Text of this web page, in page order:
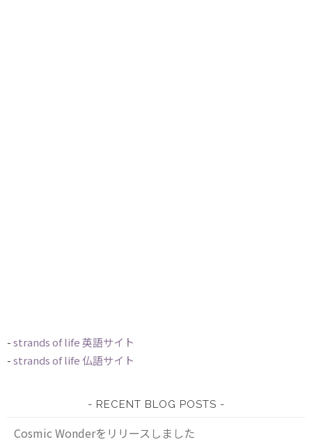
-strands of life 英語サイト
-strands of life 仏語サイト
RECENT BLOG POSTS
Cosmic Wonderをリリースしました